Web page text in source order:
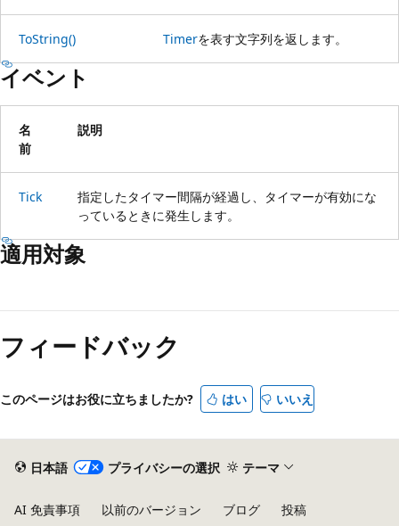
ToString() Timerを表す文字列を返します。
イベント
名
前
説明
Tick
指定したタイマー間隔が経過し、タイマーが有効にな
っているときに発生します。
適用対象
み
取
モ
ド
フィードバック
このページはお役に立ちましたか? はい いいえ
日本語 プライバシーの選択 テーマ
AI 免責事項 以前のバージョン ブログ 投稿